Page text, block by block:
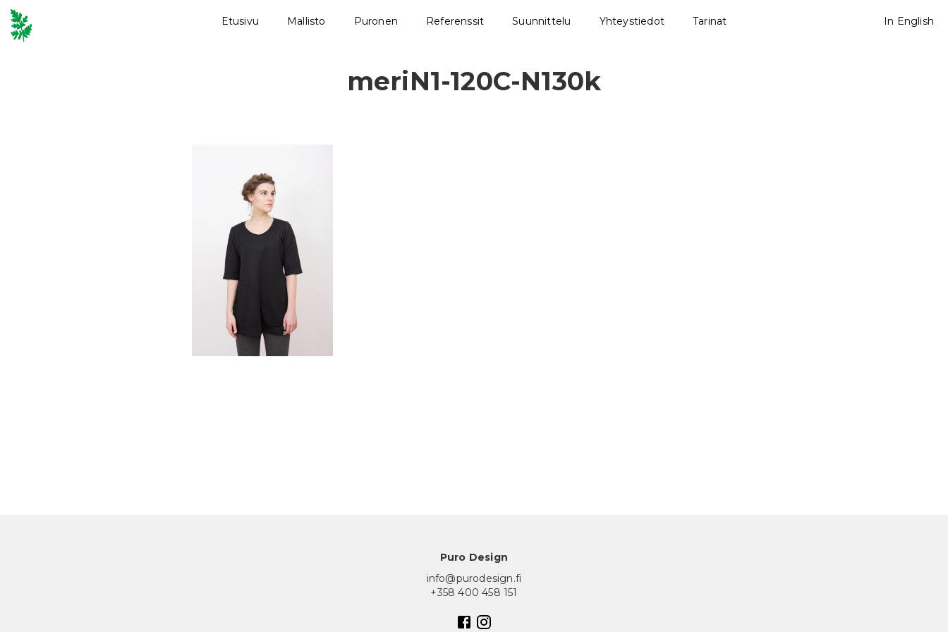
Etusivu Mallisto Puronen Referenssit Suunnittelu Yhteystiedot Tarinat In English
meriN1-120C-N130k
Puro Design
info@purodesign.fi
+358 400 458 151